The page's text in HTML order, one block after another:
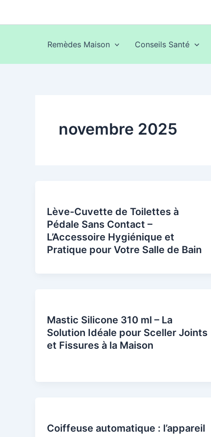
Remèdes Maison Conseils Santé
novembre 2025
Lève-Cuvette de Toilettes à
Pédale Sans Contact –
L’Accessoire Hygiénique et
Pratique pour Votre Salle de Bain
Mastic Silicone 310 ml – La
Solution Idéale pour Sceller Joints
et Fissures à la Maison
Coiffeuse automatique : l’appareil